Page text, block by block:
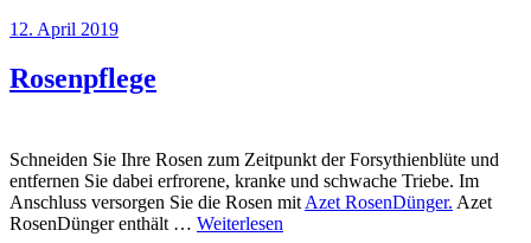
Veröffentlicht
12. April 2019
Rosenpflege
Schneiden Sie Ihre Rosen zum Zeitpunkt der Forsythienblüte und
entfernen Sie dabei erfrorene, kranke und schwache Triebe. Im
Anschluss versorgen Sie die Rosen mit Azet RosenDünger. Azet
RosenDünger enthält … Weiterlesen